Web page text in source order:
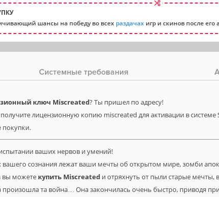
шансы на победу во всех раздачах игр и скинов после его
Системные требования
ключ Miscreated? Ты пришел по адресу!
лицензионную копию miscreated для активации в системе
покупки.
ваших нервов и умений!
сознания лежат ваши мечты об открытом мире, зомби
вы можете купить Miscreated и отряхнуть от пыли старые мечты,
произошла та война… Она закончилась очень быстро, приводя